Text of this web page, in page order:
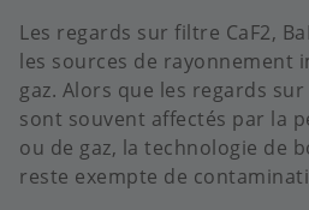
Les regards sur filtre CaF2,
les sources de rayonnement
gaz. Alors que les regards
sont souvent affectés par la
ou de gaz, la technologie de
reste exempte de